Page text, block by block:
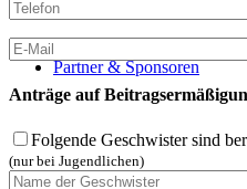
Partner & Sponsoren
Anträge auf
Folgende Geschwister sind
(nur bei Jugendlichen)